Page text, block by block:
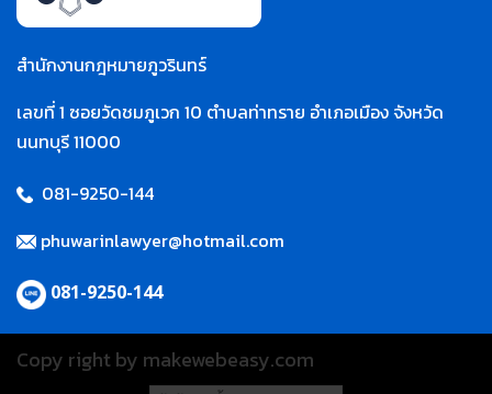
สำนักงานกฎหมายภูวรินทร์
เลขที่ 1 ซอยวัดชมภูเวก 10 ตำบลท่าทราย อำเภอเมือง จังหวัด
นนทบุรี 11000
081-9250-144
phuwarinlawyer@hotmail.com
081-9250-144
Copy right by makewebeasy.com